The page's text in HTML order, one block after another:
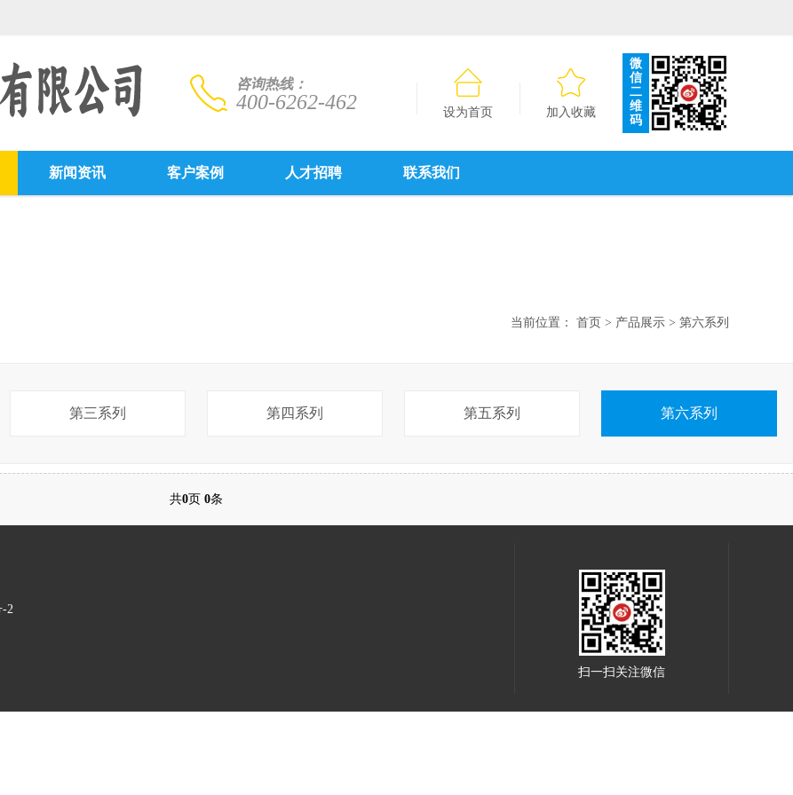
咨询热线：
400-6262-462 设为首页 加入收藏
微
信
二
维
码
新闻资讯 客户案例 人才招聘 联系我们
当前位置： 首页 > 产品展示 > 第六系列
第三系列 第四系列 第五系列 第六系列
共0页 0条
-2
扫一扫关注微信